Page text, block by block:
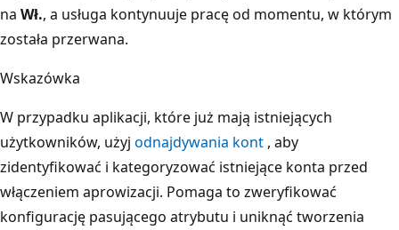
na Wł., a usługa kontynuuje pracę od momentu, w którym
została przerwana.
Wskazówka
W przypadku aplikacji, które już mają istniejących
użytkowników, użyj odnajdywania kont , aby
zidentyfikować i kategoryzować istniejące konta przed
włączeniem aprowizacji. Pomaga to zweryfikować
konfigurację pasującego atrybutu i uniknąć tworzenia